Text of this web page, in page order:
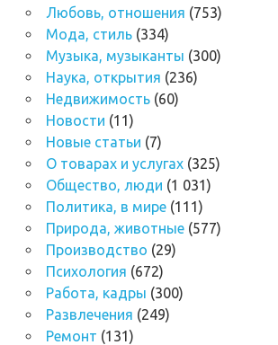
Любовь, отношения (753)
Мода, стиль(334)
Музыка, музыканты (300)
Наука, открытия (236)
Недвижимость(60)
Новости (11)
Новые статьи (7)
О товарах и услугах(325)
Общество, люди (1 031)
Политика, в мире(111)
Природа, животные(577)
Производство (29)
Психология (672)
Работа, кадры (300)
Развлечения (249)
Ремонт (131)